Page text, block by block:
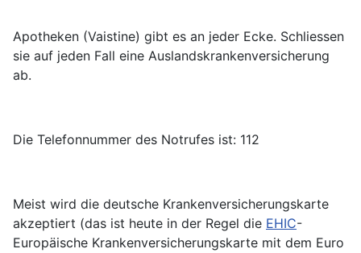
Apotheken (Vaistine) gibt es an jeder Ecke. Schliessen
sie auf jeden Fall eine Auslandskrankenversicherung
ab.
Die Telefonnummer des Notrufes ist: 112
Meist wird die deutsche Krankenversicherungskarte
akzeptiert (das ist heute in der Regel die EHIC-
Europäische Krankenversicherungskarte mit dem Euro